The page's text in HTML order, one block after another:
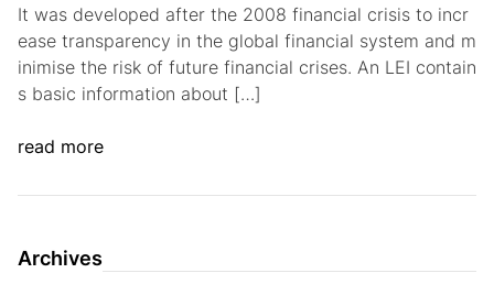
It was developed after the 2008 financial crisis to incr
ease transparency in the global financial system and m
inimise the risk of future financial crises. An LEI contain
s basic information about […]
read more
Archives